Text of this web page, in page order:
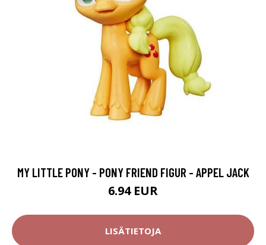
MY LITTLE PONY - PONY FRIEND FIGUR - APPEL JACK
6.94 EUR
LISÄTIETOJA